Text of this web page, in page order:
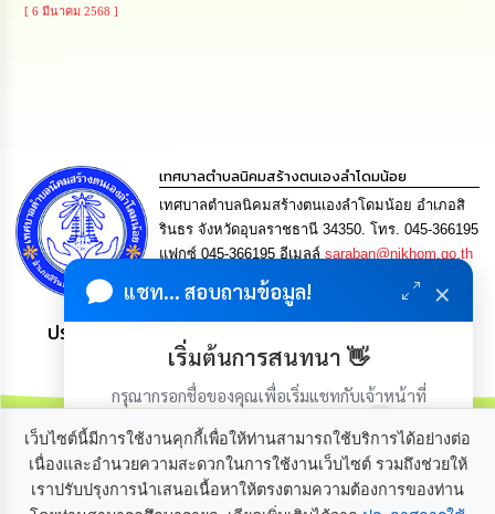
ดำเนิน
การ
เพื่อ
ป้องกัน
การ
ทุจริต
มาตรการ
คุณธรรม
และ
ความ
โปร่งใส
[ 6 มีนาคม 2568 ]
แชท... สอบถามข้อมูล! ×
เริ่มต้นการสนทนา 👋
กรุณากรอกชื่อของคุณเพื่อเริ่มแชทกับเจ้าหน้าที่
เทศบาลตำบลนิคมสร้างตนเองลำโดมน้อย
เทศบาลตำบลนิคมสร้างตนเองลำโดมน้อย อำเภอสิ
รินธร จังหวัดอุบลราชธานี 34350. โทร. 045-366195
แฟกซ์ 045-366195 อีเมลล์ saraban@nikhom.go.th
ประชาชน มีภูมิคุ้มกัน พึ่งพาตนเอง พอเพียง เป็นสุข
เกี่ยวกับเรา ติดต่อเรา
เว็บไซต์นี้มีการใช้งานคุกกี้เพื่อให้ท่านสามารถใช้บริการได้อย่างต่อ
เนื่องและอำนวยความสะดวกในการใช้งานเว็บไซต์ รวมถึงช่วยให้
เราปรับปรุงการนำเสนอเนื้อหาให้ตรงตามความต้องการของท่าน